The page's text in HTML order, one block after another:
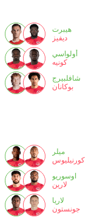
هيبرت
ديفيز
أولواسي
كونيه
شافلبيرج
بوكانان
ميلر
كورنيليوس
اوسوريو
لارين
لاريا
جونستون